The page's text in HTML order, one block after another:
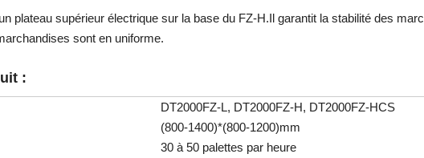
plateau supérieur électrique sur la base du FZ-H.Il garantit la stabilité des
sont en uniforme.
:
DT2000FZ-L, DT2000FZ-H, DT2000FZ-HCS
(800-1400)*(800-1200)mm
30 à 50 palettes par heure